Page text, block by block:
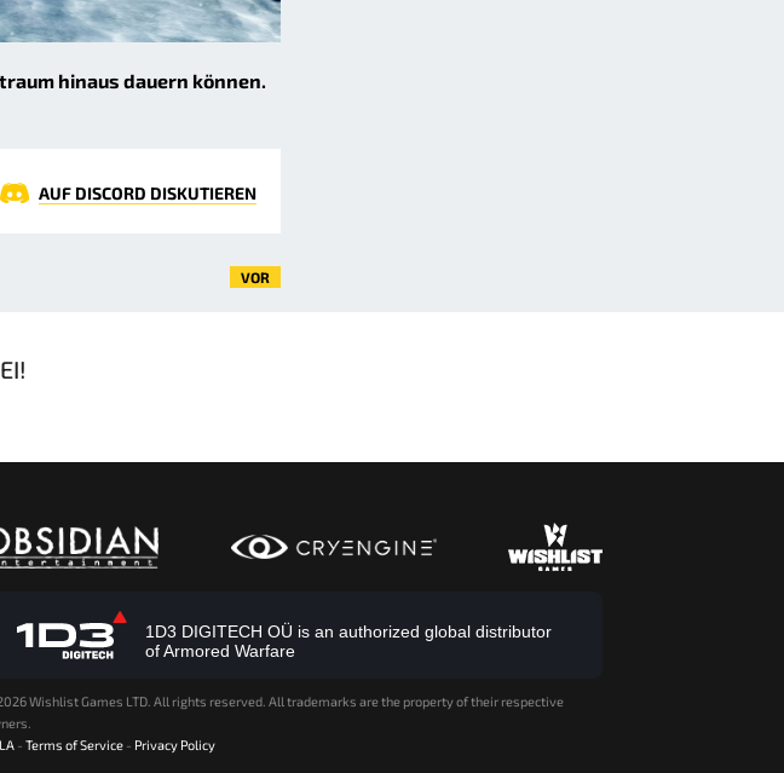
hinaus dauern können.
AUF DISCORD DISKUTIEREN
VOR
1D3 DIGITECH OÜ is an authorized global distributor
of Armored Warfare
Wishlist Games LTD. All rights reserved. All trademarks are the property of their respective
- Terms of Service - Privacy Policy